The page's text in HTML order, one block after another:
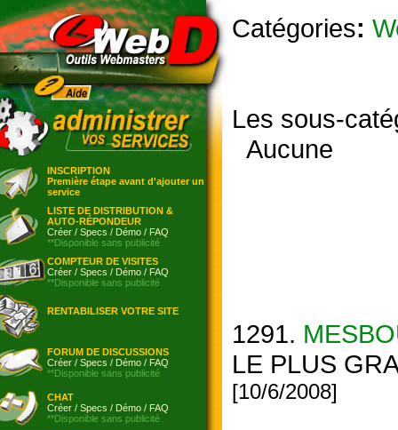
INSCRIPTION
Première étape avant d'ajouter un
service
LISTE DE DISTRIBUTION &
AUTO-RÉPONDEUR
Créer / Specs / Démo / FAQ
**Disponible sans publicité
COMPTEUR DE VISITES
Créer / Specs / Démo / FAQ
**Disponible sans publicité
RENTABILISER VOTRE SITE
FORUM DE DISCUSSIONS
Créer / Specs / Démo / FAQ
**Disponible sans publicité
CHAT
Créer / Specs / Démo / FAQ
**Disponible sans publicité
Catégories:
Les sous-
Aucune
1291.
LE PLUS
[10/6/2008]